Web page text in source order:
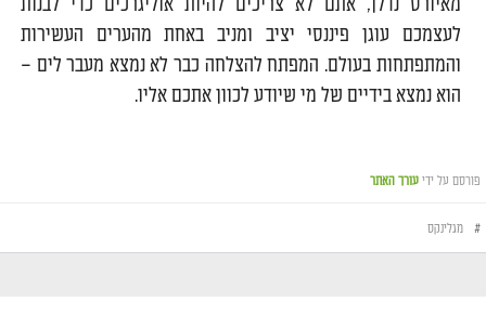
מאיורס נדלן, אתם לא צריכים להיות אוליגרכים כדי לבנות
לעצמכם עוגן פיננסי יציב ומניב באחת מהערים העשירות
והמתפתחות בעולם. המפתח להצלחה כבר לא נמצא מעבר לים –
הוא נמצא בידיים של מי שיודע לכוון אתכם אליו.
פורסם על ידי עורך האתר
# מגלינקס